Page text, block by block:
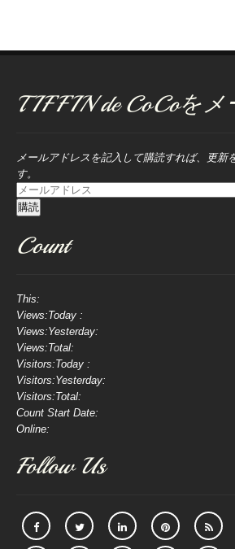
TIFFIN de CoCoを
メールアドレスを記入して購読すれば、更新
す。
メ
ー
ア
ド
購読
Count
This:
Views:Today :
Views:Yesterday:
Views:Total:
Visitors:Today :
Visitors:Yesterday:
Visitors:Total:
Count Start Date:
Online:
Follow Us